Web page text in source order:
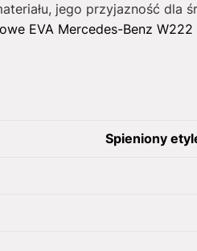
jego przyjazność dla
EVA Mercedes-Benz
Spieniony